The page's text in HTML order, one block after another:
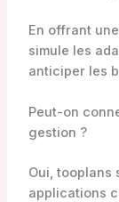
En offrant
simule les
anticiper les
Peut-on
gestion ?
Oui, tooplans
applications